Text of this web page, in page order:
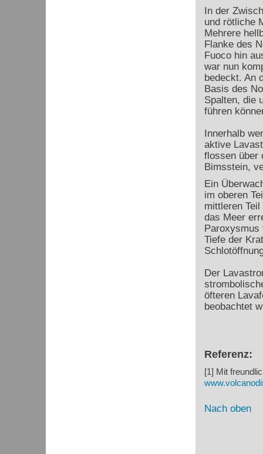
In der
und rötliche
Mehrere
Flanke des
Fuoco hin
war nun
bedeckt. An
Basis des
Spalten, die
führen
Innerhalb
aktive
flossen über
Bimsstein,
Ein
im oberen
mittleren
das Meer
Paroxysmus
Tiefe der
Der
öfteren
beobachtet
Referenz:
[1] Mit
Nach oben